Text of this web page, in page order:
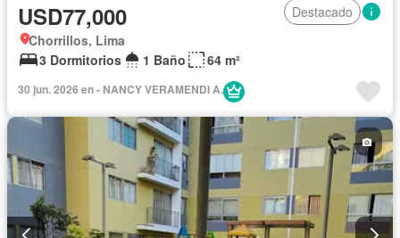
USD77,000
Destacado
Chorrillos, Lima
3 Dormitorios
1 Baño 64 m²
30 jun. 2026 en - NANCY VERAMENDI A.